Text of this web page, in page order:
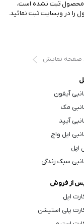
محصول ثبت نشده است،
را در وبسایت ثبت نمائید.
صفحه نمایش
آیفون
مک
آیپد
اپل واچ
اپل
سبک زندگی
از فروش
اپل
پلی استیشن